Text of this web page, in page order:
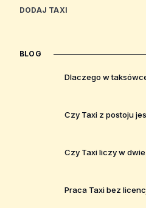
DODAJ TAXI
BLOG
Dlaczego w
Czy Taxi z postoju
Czy Taxi liczy w
Praca Taxi bez